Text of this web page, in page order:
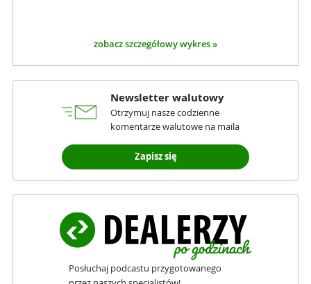
zobacz szczegółowy wykres »
Newsletter walutowy
Otrzymuj nasze codzienne
komentarze walutowe na maila
Zapisz się
Posłuchaj podcastu przygotowanego